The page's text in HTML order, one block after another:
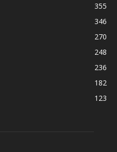
355
346
270
248
236
182
123